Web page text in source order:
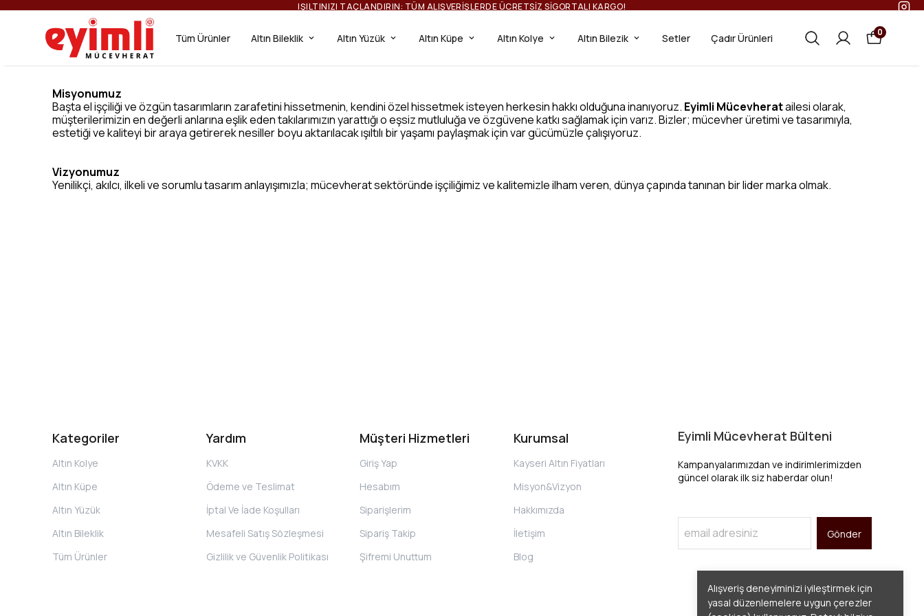
IŞILTINIZI TAÇLANDIRIN: TÜM ALIŞVERIŞLERDE ÜCRETSIZ SIGORTALI KARGO!
Tüm Ürünler Altın Bileklik Altın Yüzük Altın Küpe Altın Kolye Altın Bilezik Setler Çadır Ürünleri 0
Alışveriş deneyiminizi iyileştirmek için
yasal düzenlemelere uygun çerezler
Misyonumuz
Başta el işçiliği ve özgün tasarımların zarafetini hissetmenin, kendini özel hissetmek isteyen herkesin hakkı olduğuna inanıyoruz. Eyimli Mücevheratailesi olarak,
müşterilerimizin en değerli anlarına eşlik eden takılarımızın yarattığı o eşsiz mutluluğa ve özgüvene katkı sağlamak için varız. Bizler; mücevher üretimi ve tasarımıyla,
estetiği ve kaliteyi bir araya getirerek nesiller boyu aktarılacak ışıltılı bir yaşamı paylaşmak için var gücümüzle çalışıyoruz.
Vizyonumuz
Yenilikçi, akılcı, ilkeli ve sorumlu tasarım anlayışımızla; mücevherat sektöründe işçiliğimiz ve kalitemizle ilham veren, dünya çapında tanınan bir lider marka olmak.
Kategoriler
Altın Kolye
Altın Küpe
Altın Yüzük
Altın Bileklik
Tüm Ürünler
Yardım
KVKK
Ödeme ve Teslimat
İptal Ve İade Koşulları
Mesafeli Satış Sözleşmesi
Gizlilik ve Güvenlik Politikası
Müşteri Hizmetleri
Giriş Yap
Hesabım
Siparişlerim
Sipariş Takip
Şifremi Unuttum
Kurumsal
Kayseri Altın Fiyatları
Misyon&Vizyon
Hakkımızda
İletişim
Blog
Eyimli Mücevherat Bülteni
Kampanyalarımızdan ve indirimlerimizden
güncel olarak ilk siz haberdar olun!
Gönder